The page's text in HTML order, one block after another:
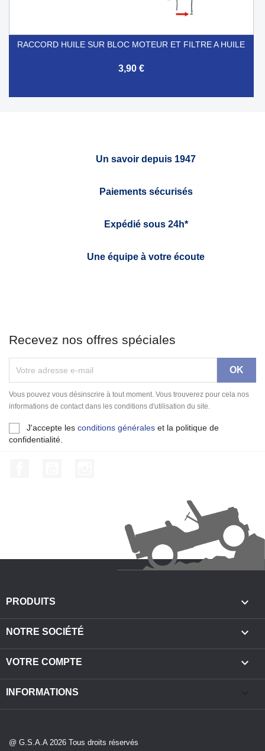
RACCORD HUILE SUR BLOC MOTEUR ET FILTRE A HUILE
3,90 €
Un savoir depuis 1947
Paiements sécurisés
Expédié sous 24h*
Une équipe à votre écoute
Recevez nos offres spéciales
Vous pouvez vous désinscrire à tout moment. Vous trouverez pour cela nos
informations de contact dans les conditions d'utilisation du site.
J'accepte les conditions générales et la politique de
confidentialité.
PRODUITS 
NOTRE SOCIÉTÉ 
VOTRE COMPTE 
INFORMATIONS
@ G.S.A.A 2026 Tous droits réservés